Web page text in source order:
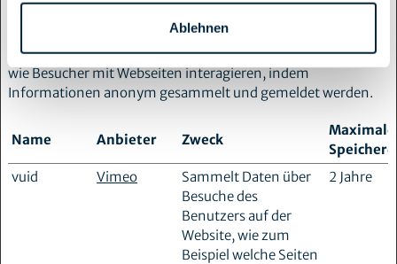
Ablehnen
Statistik-Cookies helfen Webseiten-Besitzern zu verstehen,
wie Besucher mit Webseiten interagieren, indem
Informationen anonym gesammelt und gemeldet werden.
Name Anbieter Zweck
Maximale
vuid
Vimeo
Sammelt Daten über
Besuche des
Benutzers auf der
Website, wie zum
Beispiel welche Seiten
2 Jahre